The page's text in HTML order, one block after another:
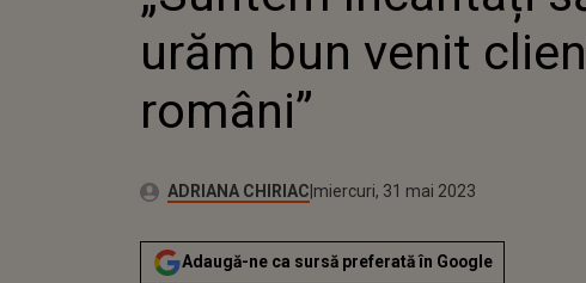
urăm bun venit
români”
Autor:ADRIANA CHIRIACPublicat:
marți, 31 mai 2022
Actualizat:
miercuri, 31 mai 2023
Adaugă-ne ca sursă preferată în Google